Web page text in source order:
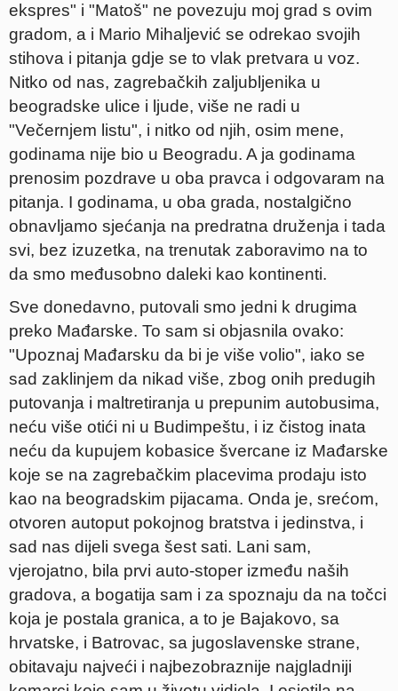
ekspres" i "Matoš" ne povezuju moj grad s ovim
gradom, a i Mario Mihaljević se odrekao svojih
stihova i pitanja gdje se to vlak pretvara u voz.
Nitko od nas, zagrebačkih zaljubljenika u
beogradske ulice i ljude, više ne radi u
"Večernjem listu", i nitko od njih, osim mene,
godinama nije bio u Beogradu. A ja godinama
prenosim pozdrave u oba pravca i odgovaram na
pitanja. I godinama, u oba grada, nostalgično
obnavljamo sjećanja na predratna druženja i tada
svi, bez izuzetka, na trenutak zaboravimo na to
da smo međusobno daleki kao kontinenti.
Sve donedavno, putovali smo jedni k drugima
preko Mađarske. To sam si objasnila ovako:
"Upoznaj Mađarsku da bi je više volio", iako se
sad zaklinjem da nikad više, zbog onih predugih
putovanja i maltretiranja u prepunim autobusima,
neću više otići ni u Budimpeštu, i iz čistog inata
neću da kupujem kobasice švercane iz Mađarske
koje se na zagrebačkim placevima prodaju isto
kao na beogradskim pijacama. Onda je, srećom,
otvoren autoput pokojnog bratstva i jedinstva, i
sad nas dijeli svega šest sati. Lani sam,
vjerojatno, bila prvi auto-stoper između naših
gradova, a bogatija sam i za spoznaju da na točci
koja je postala granica, a to je Bajakovo, sa
hrvatske, i Batrovac, sa jugoslavenske strane,
obitavaju najveći i najbezobraznije najgladniji